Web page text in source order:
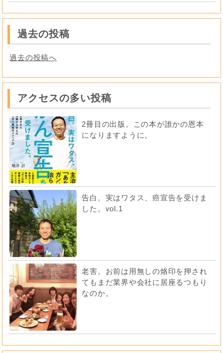
過去の投稿
過去の投稿へ
アクセスの多い投稿
2冊目の出版。この本が誰かの恩本
になりますように。
告白。実はワタス、癌宣告を受けま
した。vol.1
老害。お前は用無しの烙印を押され
てもまだ業界や会社に居座るつもり
なのか。